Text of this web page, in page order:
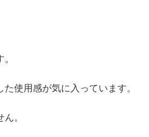
使用感が気に入っています。
。